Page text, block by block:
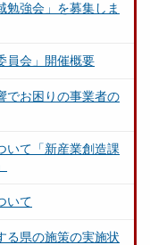
勉強会」を募集しま
員会」開催概要
でお困りの事業者の
いて「新産業創造課
いて
県の施策の実施状